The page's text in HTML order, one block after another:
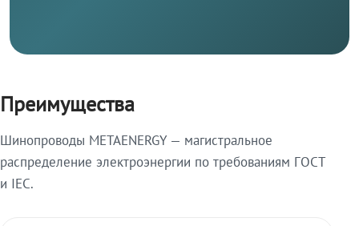
Преимущества
Шинопроводы METAENERGY — магистральное
распределение электроэнергии по требованиям ГОСТ
и IEC.